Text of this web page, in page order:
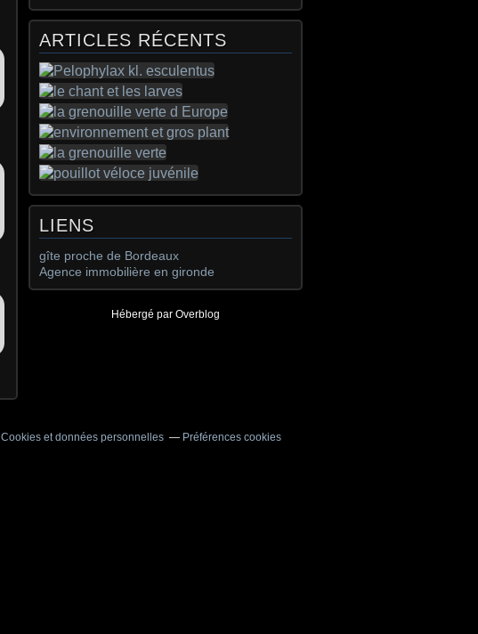
ARTICLES RÉCENTS
LIENS
gîte proche de Bordeaux
Agence immobilière en gironde
Hébergé par Overblog
Cookies et données personnelles Préférences cookies